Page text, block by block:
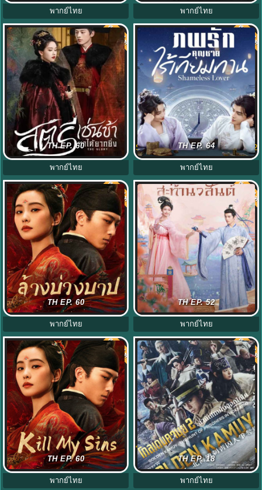
พากย์ไทย พากย์ไทย
สตรีเช่นข้าหาได้ยากยิ่ง (2025) The
Glory พากย์ไทย EP1-30 จบ
7.0 พากย์ไทย
TH EP. 60
พากย์ไทย
ภพรักคุณชายไร้เทียมทาน (2024)
Shameless Lover พากย์ไทย EP1-32
พากย์ไ
TH EP. 64
พากย์ไทย
ล้างบ่วงบาป Kill My Sins พากย์ไทย
EP.1-30 (จบ)
7.0 พากย์ไทย
TH EP. 60
พากย์ไทย
Les Belles ซับไทย (2025) บุปผา
สะท้านวสันต์ EP.1-26
7.0 พากย์ไ
TH EP. 52
พากย์ไทย
Kill My Sins ซับไทย (2025) ล้างบ่วง
บาป EP.1-30 (จบ)
7.0 พากย์ไทย
TH EP. 60
พากย์ไทย
โกลเดนคามุย ล่านักโทษในฮอกไกโด
Golden Kamuy2 พากย์ไทย EP.1-9
7.0 พากย์ไ
TH EP. 18
พากย์ไทย